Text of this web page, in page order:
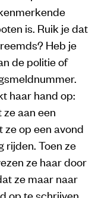
is. Ruik je dat
Heb je
de politie of
haar hand op:
ze aan een
op een avond
rijden. Toen ze
ze haar door
ze maar naar
op te schrijven